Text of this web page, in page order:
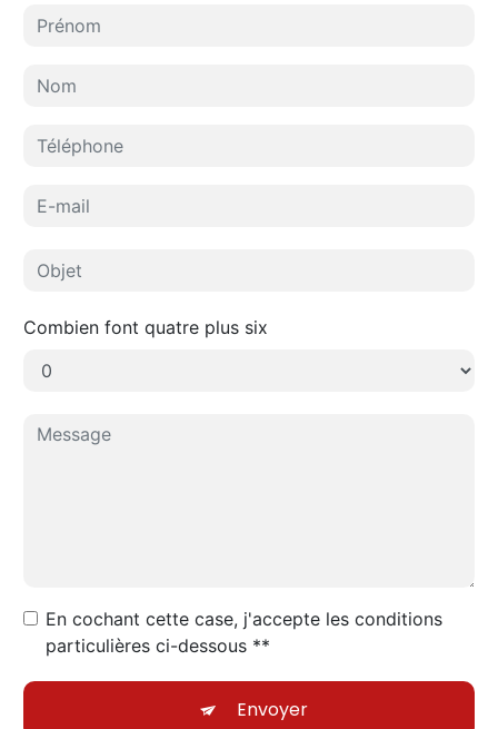
Combien font quatre plus six
En cochant cette case, j'accepte les conditions
particulières ci-dessous **
Envoyer